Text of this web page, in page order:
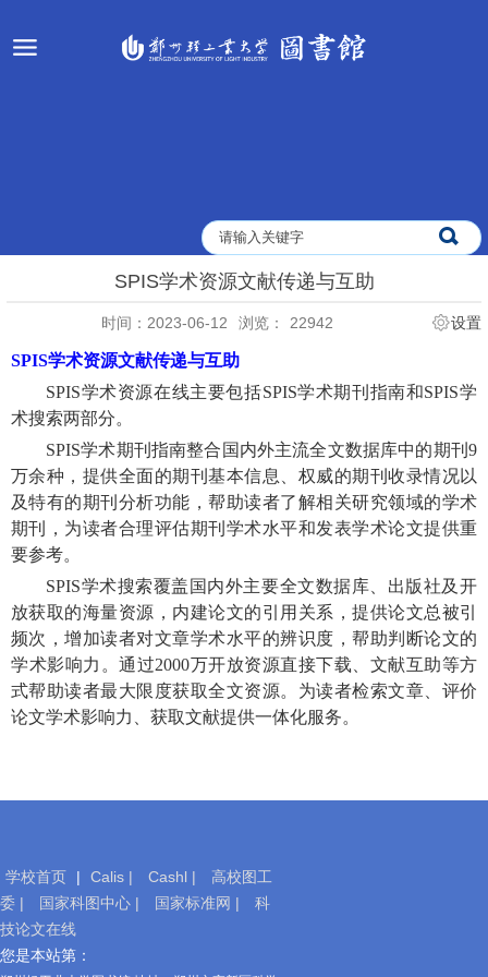
SPIS学术资源文献传递与互助
时间：2023-06-12 浏览： 22942 设置
SPIS学术资源文献传递与互助
SPIS学术资源在线主要包括SPIS学术期刊指南和SPIS学
术搜索两部分。
SPIS学术期刊指南整合国内外主流全文数据库中的期刊 9
万余种，提供全面的期刊基本信息、权威的期刊收录情况以
及特有的期刊分析功能 ，帮助读者了解相关研究领域的学术
期刊，为读者合理评估期刊学术水平和发表学术论文提供重
要参考。
SPIS学术搜索覆盖国内外主要全文数据库 、出版社及开
放获取的海量资源，内建论文的引用关系，提供论文总被引
频次，增加读者对文章学术水平的辨识度，帮助判断论文的
学术影响力。通过2000万开放资源直接下载 、文献互助等方
式帮助读者最大限度获取全文资源。为读者检索文章、评价
论文学术影响力、获取文献提供一体化服务。
学校首页 | Calis | Cashl |
高校图工
委 |
国家科图中心 | 国家标准网 |
科
技论文在线
您是本站第：